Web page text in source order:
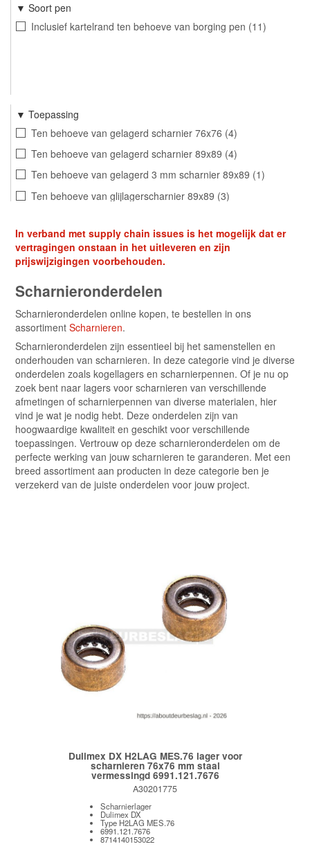
Soort pen
Inclusief kartelrand ten behoeve van borging pen 11
Toepassing
Ten behoeve van gelagerd scharnier 76x76 4
Ten behoeve van gelagerd scharnier 89x89 4
Ten behoeve van gelagerd 3 mm scharnier 89x89 1
Ten behoeve van glijlagerscharnier 89x89 3
Ten behoeve van scharnier losse pen 89x89 2
Ten behoeve van gelagerd scharnier 89x89x3,0
Ten behoeve van gelagerd scharnier 89x89x2,4
Ten behoeve van glijlagerschanierr 89x89 1
In verband met supply chain issues is het mogelijk dat er
vertragingen onstaan in het uitleveren en zijn
prijswijzigingen voorbehouden.
Scharnieronderdelen
Scharnieronderdelen online kopen, te bestellen in ons
assortiment Scharnieren.
Scharnieronderdelen zijn essentieel bij het samenstellen en
onderhouden van scharnieren. In deze categorie vind je diverse
onderdelen zoals kogellagers en scharnierpennen. Of je nu op
zoek bent naar lagers voor scharnieren van verschillende
afmetingen of scharnierpennen van diverse materialen, hier
vind je wat je nodig hebt. Deze onderdelen zijn van
hoogwaardige kwaliteit en geschikt voor verschillende
toepassingen. Vertrouw op deze scharnieronderdelen om de
perfecte werking van jouw scharnieren te garanderen. Met een
breed assortiment aan producten in deze categorie ben je
verzekerd van de juiste onderdelen voor jouw project.
Dulimex DX H2LAG MES.76 lager voor
scharnieren 76x76 mm staal
vermessingd 6991.121.7676
A30201775
Scharnierlager
Dulimex DX
Type H2LAG MES.76
6991.121.7676
8714140153022